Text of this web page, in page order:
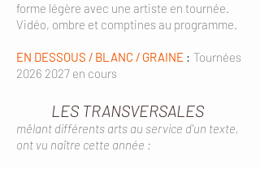
forme légère avec une artiste en tournée.
Vidéo, ombre et comptines au programme.
EN DESSOUS / BLANC / GRAINE : Tournées
2026 2027 en cours
LES TRANSVERSALES
mêlant différents arts au service d'un texte,
ont vu naître cette année :